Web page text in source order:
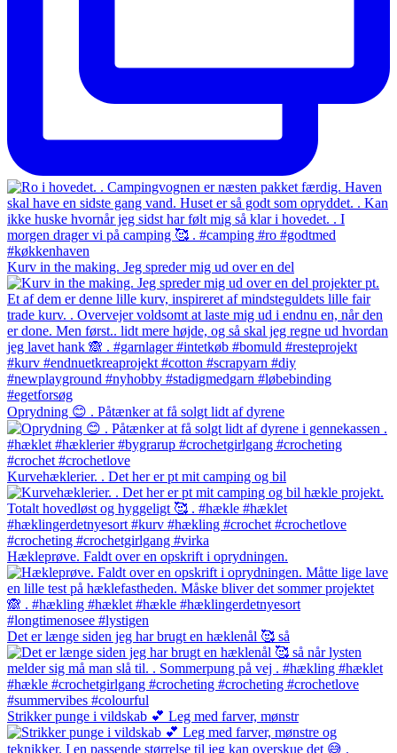
Kurv in the making. Jeg spreder mig ud over en del
Oprydning 😊 . Påtænker at få solgt lidt af dyrene
Kurvehæklerier. . Det her er pt mit camping og bil
Hækleprøve. Faldt over en opskrift i oprydningen.
Det er længe siden jeg har brugt en hæklenål 🥰 så
Strikker punge i vildskab 💕 Leg med farver, mønstr